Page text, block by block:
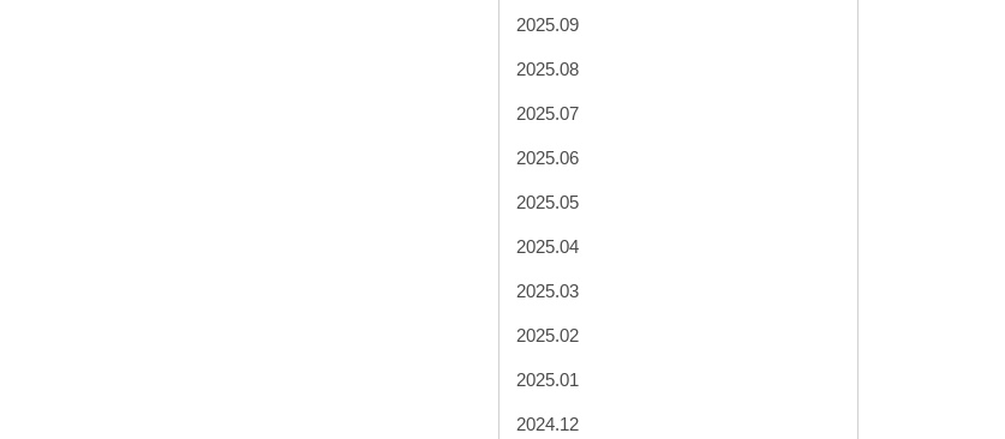
2025.09
2025.08
2025.07
2025.06
2025.05
2025.04
2025.03
2025.02
2025.01
2024.12